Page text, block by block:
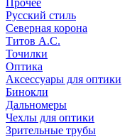
Прочее
Русский стиль
Северная корона
Титов А.С.
Точилки
Оптика
Аксессуары для оптики
Бинокли
Дальномеры
Чехлы для оптики
Зрительные трубы